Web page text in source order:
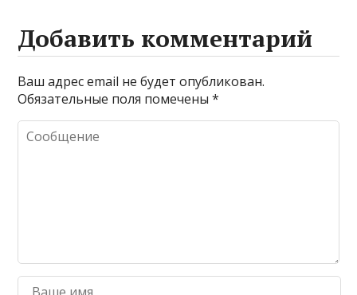
Добавить комментарий
Ваш адрес email не будет опубликован.
Обязательные поля помечены*